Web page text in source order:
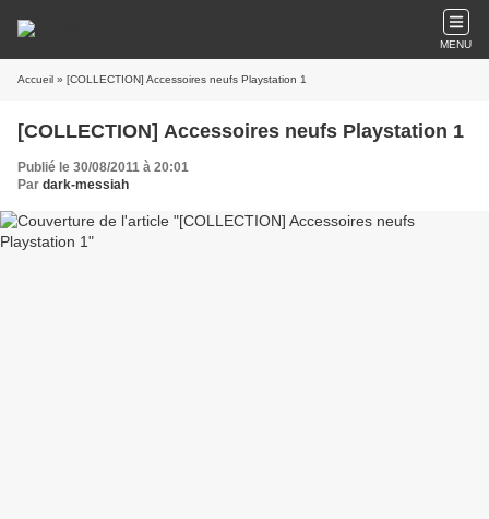
MENU
Accueil » [COLLECTION] Accessoires neufs Playstation 1
[COLLECTION] Accessoires neufs Playstation 1
Publié le 30/08/2011 à 20:01
Par dark-messiah